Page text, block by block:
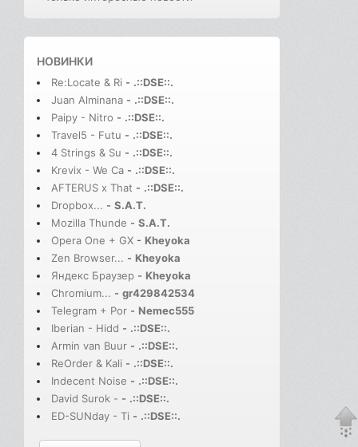
НОВИНКИ
Re:Locate & Ri - .::DSE::.
Juan Alminana - .::DSE::.
Paipy - Nitro - .::DSE::.
Travel5 - Futu - .::DSE::.
4 Strings & Su - .::DSE::.
Krevix - We Ca - .::DSE::.
AFTERUS x That - .::DSE::.
Dropbox... - S.A.T.
Mozilla Thunde - S.A.T.
Opera One + GX - Kheyoka
Zen Browser... - Kheyoka
Яндекс Браузер - Kheyoka
Chromium... - gr429842534
Telegram + Por - Nemec555
Iberian - Hidd - .::DSE::.
Armin van Buur - .::DSE::.
ReOrder & Kali - .::DSE::.
Indecent Noise - .::DSE::.
David Surok - - .::DSE::.
ED-SUNday - Ti - .::DSE::.